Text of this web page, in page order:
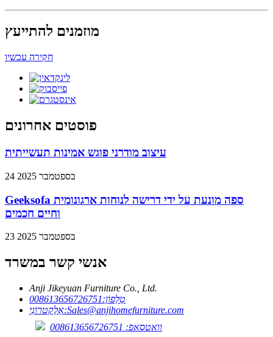
מוזמנים להתייעץ
חקירה עכשיו
פוסטים אחרונים
עיצוב מודרני פוגש אמינות תעשייתית
24 בספטמבר 2025
Geeksofa ספה מונעת על ידי דרישה לנוחות ארגונומית
וחיים חכמים
23 בספטמבר 2025
אנשי קשר במשרד
Anji Jikeyuan Furniture Co., Ltd.
טֵלֵפוֹן:008613656726751
אֶלֶקטרוֹנִי:Sales@anjihomefurniture.com
וואטסאפ: 008613656726751